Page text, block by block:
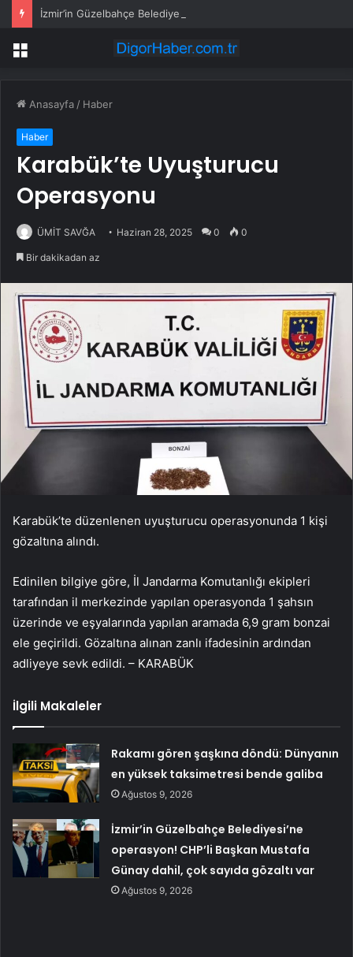
Menü
Anasayfa / Haber
Haber
Karabük’te Uyuşturucu
Operasyonu
ÜMİT SAVĞA Haziran 28, 2025 0 0
Bir dakikadan az
Karabük’te düzenlenen uyuşturucu operasyonunda 1 kişi
gözaltına alındı.
Edinilen bilgiye göre, İl Jandarma Komutanlığı ekipleri
tarafından il merkezinde yapılan operasyonda 1 şahsın
üzerinde ve eşyalarında yapılan aramada 6,9 gram bonzai
ele geçirildi. Gözaltına alınan zanlı ifadesinin ardından
adliyeye sevk edildi. – KARABÜK
İlgili Makaleler
Rakamı gören şaşkına döndü: Dünyanın
en yüksek taksimetresi bende galiba
Ağustos 9, 2026
İzmir’in Güzelbahçe Belediyesi’ne
operasyon! CHP’li Başkan Mustafa
Günay dahil, çok sayıda gözaltı var
Ağustos 9, 2026